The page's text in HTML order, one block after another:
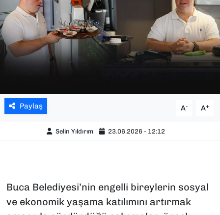
Paylaş A- A+
Selin Yıldırım 23.06.2026 - 12:12
Buca Belediyesi’nin engelli bireylerin sosyal
ve ekonomik yaşama katılımını artırmak
YEREL YÖNETİMLER